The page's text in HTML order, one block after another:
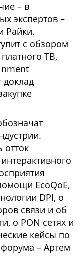
– в
экспертов –
Райки.
с обзором
ТВ,
доклад
отток
EcoQoE,
DPI, о
связи и об
о PON сетях и
кейсы по
– Артем